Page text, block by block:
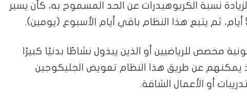
نسبة الكربوهيدرات عن الحد المسموح به، كأن يسير
مخصص للرياضيين أو الذين يبذول نشاطًا بدنيًا كبيرًا
يمكنهم عن طريق هذا النظام تعويض الجليكوجين
أو الأعمال الشاقة.